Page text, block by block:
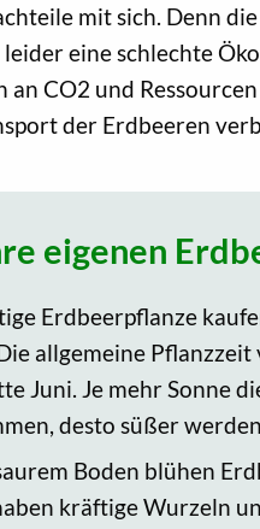
mit sich. Denn
eine schlechte
an CO2 und
der Erdbeeren
eigenen
Erdbeerpflanze
allgemeine
Juni. Je mehr Sonne
desto süßer
Boden blühen
kräftige Wurzeln